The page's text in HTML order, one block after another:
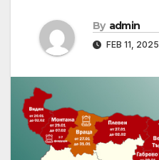
By admin
FEB 11, 2025